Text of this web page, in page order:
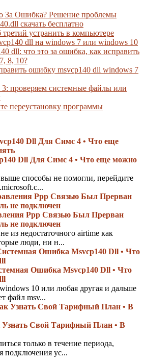
За Ошибка? Решение проблемы
скачать бесплатно
устранить в компьютере
dll на windows 7 или windows 10
dll: что это за ошибка, как исправить
8, 10?
ошибку msvcp140 dll windows 7
проверяем системные файлы или
переустановку программы
Dll Для Симс 4 • Что еще можно
способы не помогли, перейдите
Ppp Связью Был Прерван
не подключен
из недостаточного airtime как
люди, ни н...
Ошибка Msvcp140 Dll • Что
10 или любая другая и дальше
файл msv...
Узнать Свой Тарифный План • В
только в течение периода,
подключения ус...